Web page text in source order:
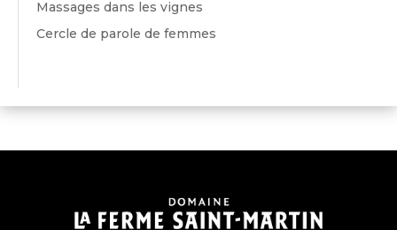
Massages dans les vignes
Cercle de parole de femmes